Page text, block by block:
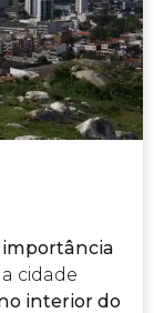
importância
cidade
interior do